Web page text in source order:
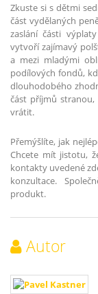
Zkuste si s dětmi
část vydělaných
zaslání části
vytvoří zajímavý
a mezi mladými
podílových fondů,
dlouhodobého
část příjmů
vrátit.
Přemýšlíte, jak
Chcete mít jistotu,
kontakty uvedené
konzultace.
produkt.
Autor